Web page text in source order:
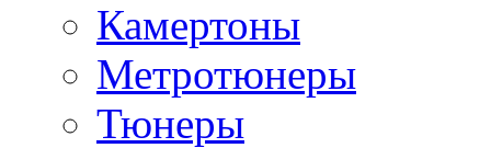
Камертоны
Метротюнеры
Тюнеры